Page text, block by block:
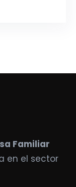
Familiar
en el sector